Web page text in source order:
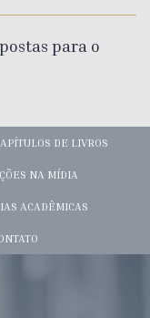
para o
DE LIVROS
NA MÍDIA
ACADÊMICAS